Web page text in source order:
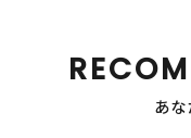
あ